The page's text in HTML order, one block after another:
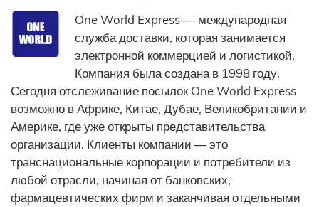
One World Express — международная
служба доставки, которая занимается
электронной коммерцией и логистикой.
Компания была создана в 1998 году.
Сегодня отслеживание посылок One World Express
возможно в Африке, Китае, Дубае, Великобритании и
Америке, где уже открыты представительства
организации. Клиенты компании — это
транснациональные корпорации и потребители из
любой отрасли, начиная от банковских,
фармацевтических фирм и заканчивая отдельными